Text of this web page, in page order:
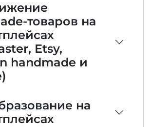
товаров на
Etsy,
handmade и
на